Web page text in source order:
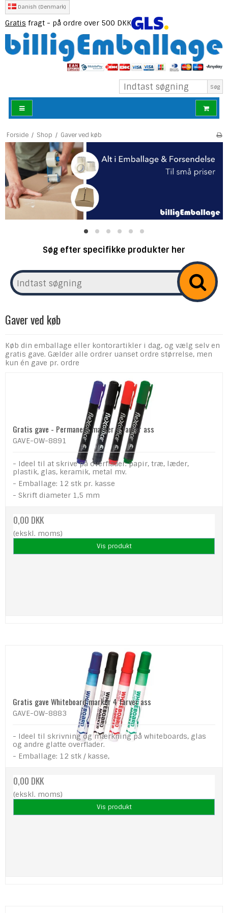
Danish (Denmark)
Gratis fragt - på ordre over 500 DKK
Søg
Forside / Shop / Gaver ved køb
Søg efter specifikke produkter her
Gaver ved køb
Køb din emballage eller kontorartikler i dag, og vælg selv en
gratis gave. Gælder alle ordrer uanset ordre størrelse, men
kun én gave pr. ordre
Gratis gave - Permanent marker 4 farver ass
GAVE-OW-8891
- Ideel til at skrive på overflader: papir, træ, læder,
plastik, glas, keramik, metal mv.
- Emballage: 12 stk pr. kasse
- Skrift diameter 1,5 mm
0,00 DKK
(ekskl. moms)
Vis produkt
Gratis gave Whiteboard marker 4 farver ass
GAVE-OW-8883
- Ideel til skrivning og mærkning på whiteboards, glas
og andre glatte overflader.
- Emballage: 12 stk / kasse,
0,00 DKK
(ekskl. moms)
Vis produkt